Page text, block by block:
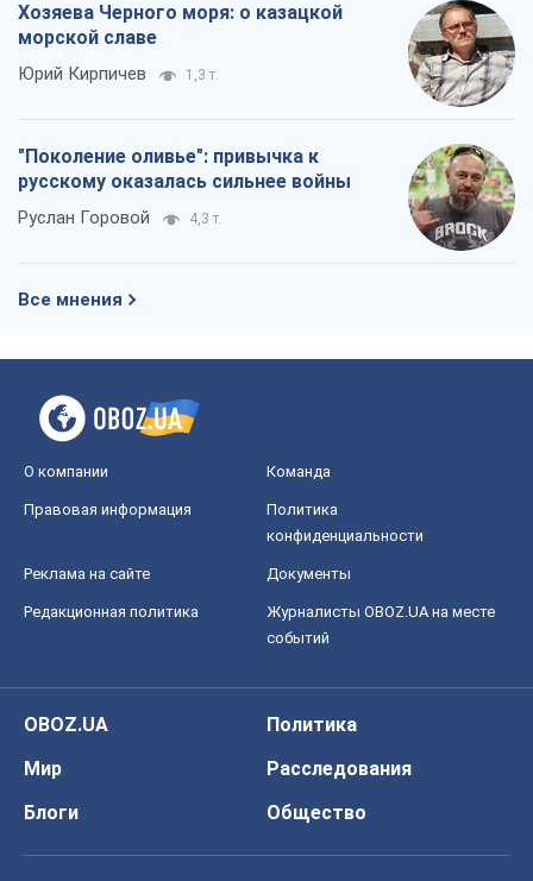
Хозяева Черного моря: о казацкой
морской славе
Юрий Кирпичев 1,3 т.
"Поколение оливье": привычка к
русскому оказалась сильнее войны
Руслан Горовой 4,3 т.
Все мнения
О компании Команда
Правовая информация
Политика
конфиденциальности
Реклама на сайте Документы
Редакционная политика
Журналисты OBOZ.UA на месте
событий
OBOZ.UA
Политика
Мир
Расследования
Блоги
Общество